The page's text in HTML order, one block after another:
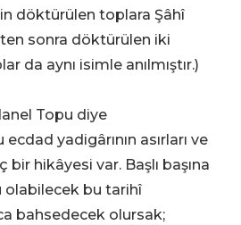
döktürülen toplara Şâhî
sonra döktürülen iki
da aynı isimle anılmıştır.)
Topu diye
yadigârının asırları ve
bir hikâyesi var. Başlı başına
olabilecek bu tarihî
bahsedecek olursak;